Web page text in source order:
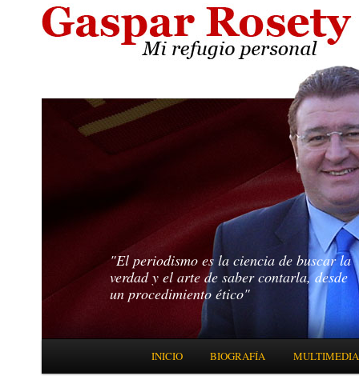
"El periodismo es la ciencia de buscar la
verdad y el arte de saber contarla, desde
un procedimiento ético"
IR AL CONTENIDO PRINCIPAL
IR AL CONTENIDO SECUNDARIO
INICIO BIOGRAFÍA MULTIMEDIA